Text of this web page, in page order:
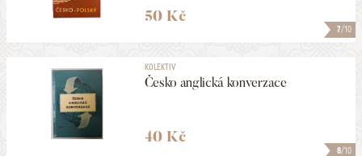
7/10
50 Kč
8/10
KOLEKTIV
Česko anglická konverzace
40 Kč